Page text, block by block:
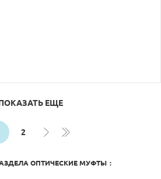
ЕЩЕ
2
ОПТИЧЕСКИЕ МУФТЫ :